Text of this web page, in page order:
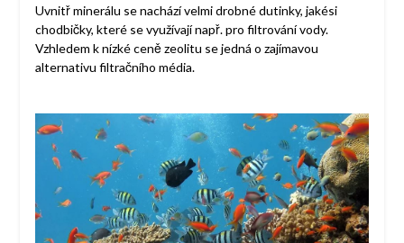
Uvnitř minerálu se nachází velmi drobné dutinky, jakési
chodbičky, které se využívají např. pro filtrování vody.
Vzhledem k nízké ceně zeolitu se jedná o zajímavou
alternativu filtračního média.